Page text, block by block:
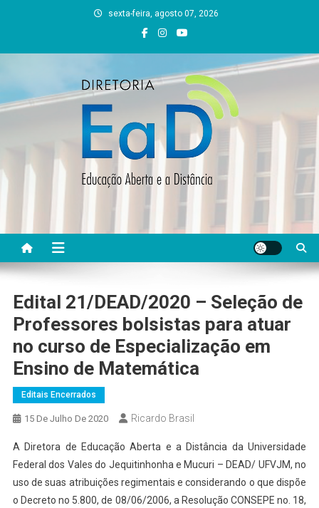
sexta-feira, agosto 07, 2026
DEAD UFVJM
Edital 21/DEAD/2020 – Seleção de
Professores bolsistas para atuar
no curso de Especialização em
Ensino de Matemática
Editais Encerrados
15 De Julho De 2020 Ricardo Brasil
A Diretora de Educação Aberta e a Distância da Universidade
Federal dos Vales do Jequitinhonha e Mucuri – DEAD/ UFVJM, no
uso de suas atribuições regimentais e considerando o que dispõe
o Decreto no 5.800, de 08/06/2006, a Resolução CONSEPE no. 18,